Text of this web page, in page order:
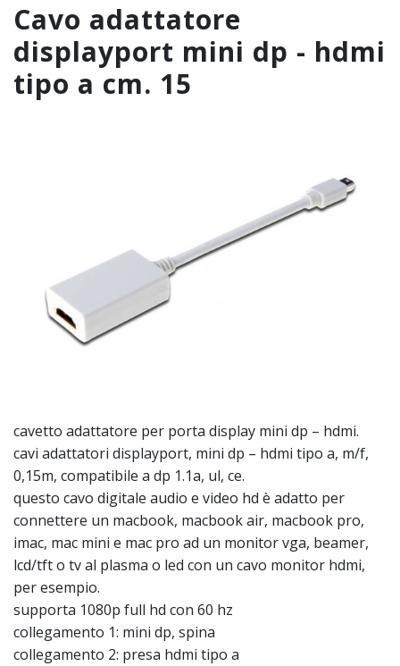
cavo adattatore
displayport mini dp - hdmi
tipo a cm. 15
cavetto adattatore per porta display mini dp – hdmi.
cavi adattatori displayport, mini dp – hdmi tipo a, m/f,
0,15m, compatibile a dp 1.1a, ul, ce.
questo cavo digitale audio e video hd è adatto per
connettere un macbook, macbook air, macbook pro,
imac, mac mini e mac pro ad un monitor vga, beamer,
lcd/tft o tv al plasma o led con un cavo monitor hdmi,
per esempio.
supporta 1080p full hd con 60 hz
collegamento 1: mini dp, spina
collegamento 2: presa hdmi tipo a